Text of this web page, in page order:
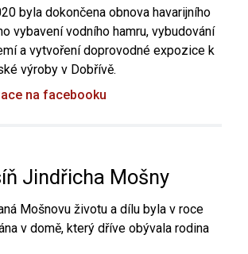
byla dokončena obnova havarijního
vybavení vodního hamru, vybudování
a vytvoření doprovodné expozice k
výroby v Dobřívě.
na facebooku
Jindřicha Mošny
Mošnovu životu a dílu byla v roce
v domě, který dříve obývala rodina